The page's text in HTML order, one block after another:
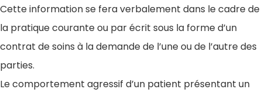
Cette information se fera verbalement dans le cadre de
la pratique courante ou par écrit sous la forme d’un
contrat de soins à la demande de l’une ou de l’autre des
parties.
Le comportement agressif d’un patient présentant un